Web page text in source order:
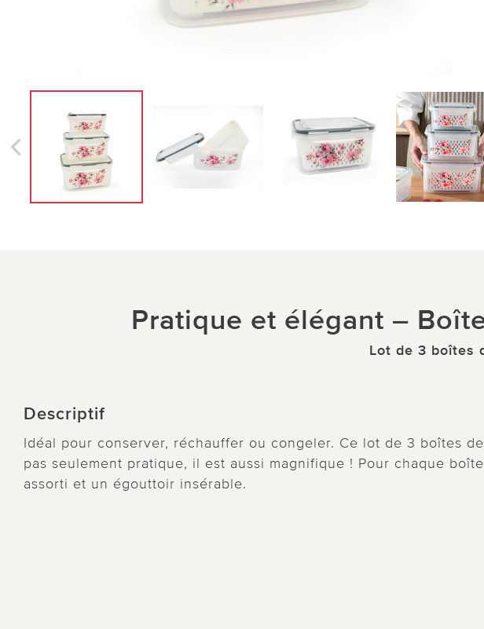
Pratique et élégant –
Lot de 3 boîtes
Descriptif
Idéal pour conserver, réchauffer ou congeler. Ce lot de 3 boîtes
pas seulement pratique, il est aussi magnifique ! Pour chaque
assorti et un égouttoir insérable.